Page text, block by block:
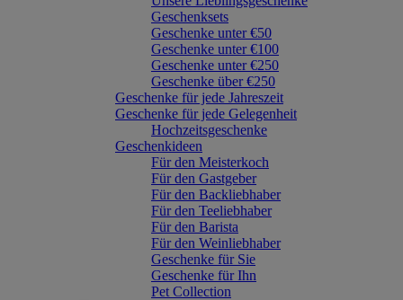
Geschenksets
Geschenke unter €50
Geschenke unter €100
Geschenke unter €250
Geschenke über €250
Geschenke für jede Jahreszeit
Geschenke für jede Gelegenheit
Hochzeitsgeschenke
Geschenkideen
Für den Meisterkoch
Für den Gastgeber
Für den Backliebhaber
Für den Teeliebhaber
Für den Barista
Für den Weinliebhaber
Geschenke für Sie
Geschenke für Ihn
Pet Collection